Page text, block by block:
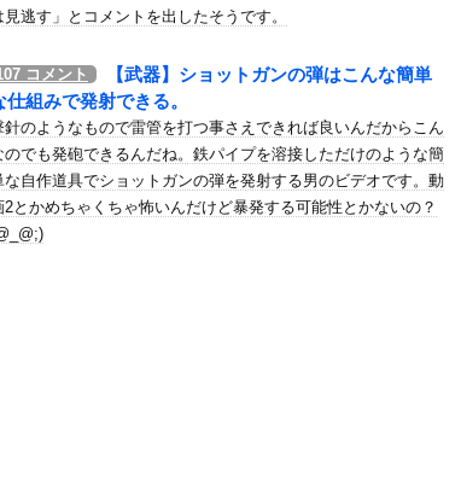
動画が拡散されてしまう…
本地震直後の日本の対応のスピードに世界が衝撃
短小男
、爆笑されてしまうｗｗｗ
男のDNA鑑定をするがいいな？と問うと、元嫁...
染が2000％急増…ウクライナメディア！
絶え、様々な憶測が飛び交う。1週間ぶりの投...
！！」
見逃す」とコメントを出したそうです。
コメント
【武器】ショットガンの弾はこんな簡単
仕組みで発射できる。
針のようなもので雷管を打つ事さえできれば良いんだからこん
のでも発砲できるんだね。鉄パイプを溶接しただけのような簡
な自作道具でショットガンの弾を発射する男のビデオです。動
2とかめちゃくちゃ怖いんだけど暴発する可能性とかないの？